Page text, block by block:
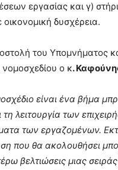
εργασίας και γ)
δυσχέρεια.
του Υπομνήματος
ο κ.
είναι ένα βήμα
λειτουργία των
των εργαζομένων.
που θα ακολουθήσει
βελτιώσεις μιας